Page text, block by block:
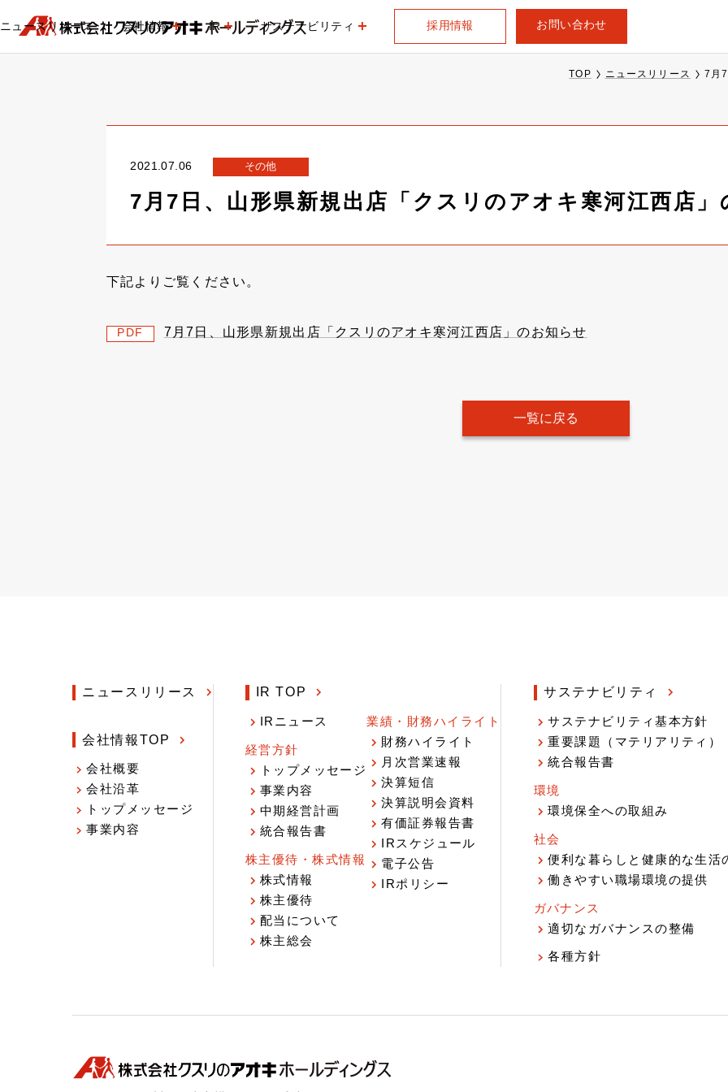
ニュースリリース 会社情報 IR サステナビリティ 採用情報 お問い合わせ
TOP ニュースリリース 7月
2021.07.06 その他
7月7日、山形県新規出店「クスリのアオキ寒河江西店
下記よりご覧ください。
PDF 7月7日、山形県新規出店「クスリのアオキ寒河江西店」のお知らせ
一覧に戻る
ニュースリリース
会社情報TOP
会社概要
会社沿革
トップメッセージ
事業内容
IR TOP
IRニュース
経営方針
トップメッセージ
事業内容
中期経営計画
統合報告書
株主優待・株式情報
株式情報
株主優待
配当について
株主総会
業績・財務ハイライト
財務ハイライト
月次営業速報
決算短信
決算説明会資料
有価証券報告書
IRスケジュール
電子公告
IRポリシー
サステナビリティ
サステナビリティ基本方針
重要課題（マテリアリティ）
統合報告書
環境
環境保全への取組み
社会
便利な暮らしと健康的な生活
働きやすい職場環境の提供
ガバナンス
適切なガバナンスの整備
各種方針